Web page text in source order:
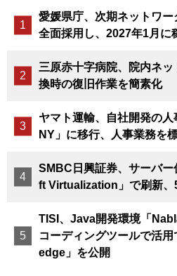
愛媛県庁、次期ネットワ
全面採用し、2027年1月に
三原赤十字病院、院内ネ
換時の復旧作業を簡素化
ヤマト運輸、自社開発の
NY」に移行、人事業務を
SMBC日興証券、サーバ
ft Virtualization」で刷新、
TISI、Java開発環境「
コーディングツールで活
edge」を公開